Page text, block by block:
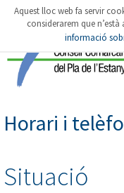
Horari i
Situació
Aquest lloc web fa servir
considerarem que n’està
informació